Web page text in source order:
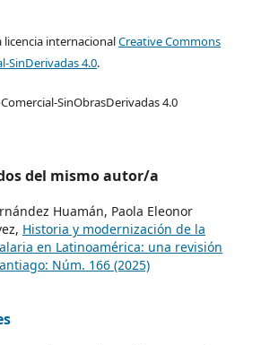
licencia internacionalCreative Commons
SinDerivadas 4.0.
SinObrasDerivadas 4.0
del mismo autor/a
Huamán, Paola Eleonor
Historia y modernización de la
en Latinoamérica: una revisión
Núm. 166 (2025)